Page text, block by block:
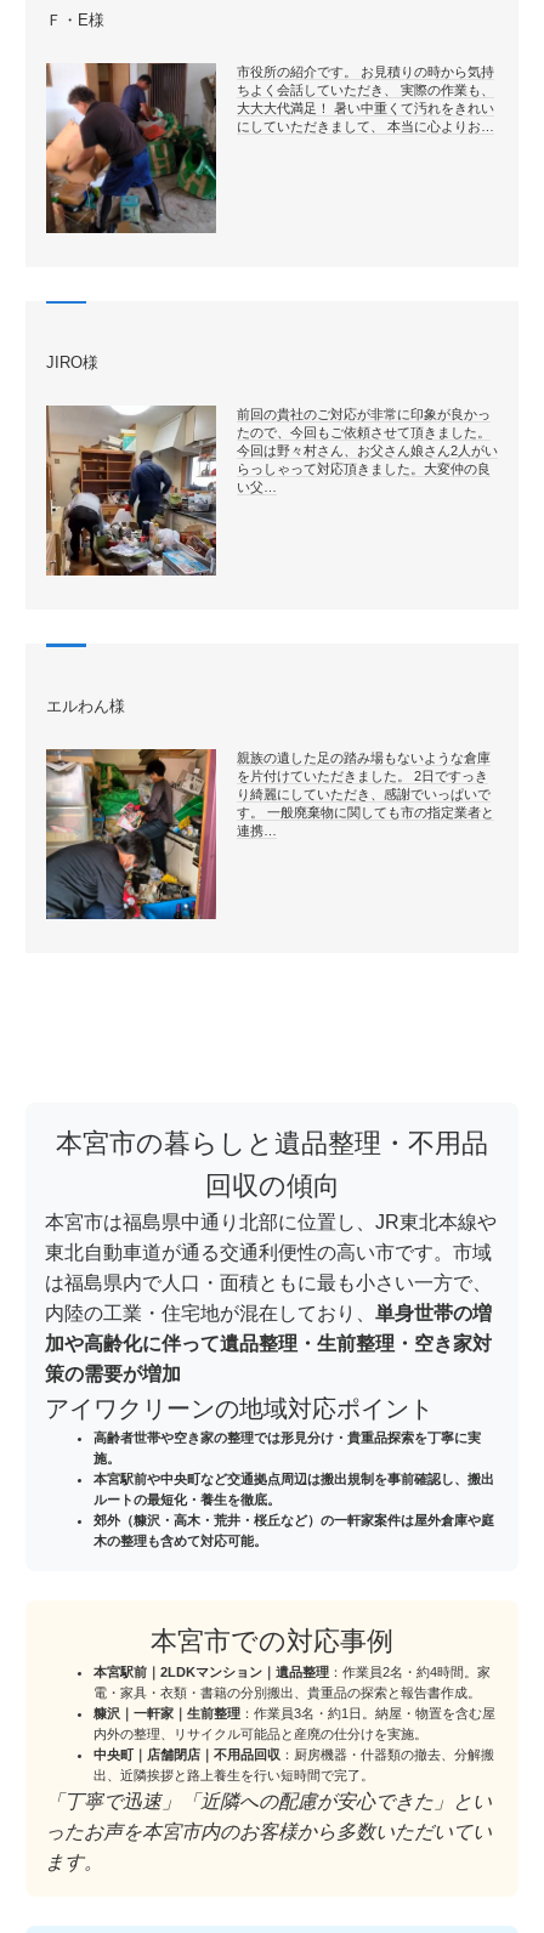
Ｆ・E様
市役所の紹介です。 お見積りの時から気持
ちよく会話していただき、 実際の作業も、
大大大代満足！ 暑い中重くて汚れをきれい
にしていただきまして、 本当に心よりお…
JIRO様
前回の貴社のご対応が非常に印象が良かっ
たので、今回もご依頼させて頂きました。
今回は野々村さん、お父さん娘さん2人がい
らっしゃって対応頂きました。大変仲の良
い父…
エルわん様
親族の遺した足の踏み場もないような倉庫
を片付けていただきました。 2日ですっき
り綺麗にしていただき、感謝でいっぱいで
す。 一般廃棄物に関しても市の指定業者と
連携…
本宮市の暮らしと遺品整理・不用品
回収の傾向
本宮市は福島県中通り北部に位置し、JR東北本線や
東北自動車道が通る交通利便性の高い市です。市域
は福島県内で人口・面積ともに最も小さい一方で、
内陸の工業・住宅地が混在しており、 単身世帯の増
加や高齢化に伴って遺品整理・生前整理・空き家対
策の需要が増加
アイワクリーンの地域対応ポイント
高齢者世帯や空き家の整理では形見分け・貴重品探索を丁寧に実
施。
本宮駅前や中央町など交通拠点周辺は搬出規制を事前確認し、 搬出
ルートの最短化・養生を徹底。
郊外（糠沢・高木・荒井・桜丘など）の一軒家案件は屋外倉庫や庭
木の整理も含めて対応可能。
本宮市での対応事例
本宮駅前｜2LDKマンション｜遺品整理 ：作業員2名・約4時間。家
電・家具・衣類・書籍の分別搬出、貴重品の探索と報告書作成。
糠沢｜一軒家｜生前整理 ：作業員3名・約1日。納屋・物置を含む屋
内外の整理、リサイクル可能品と産廃の仕分けを実施。
中央町｜店舗閉店｜不用品回収 ：厨房機器・什器類の撤去、分解搬
出、近隣挨拶と路上養生を行い短時間で完了。
「丁寧で迅速」「近隣への配慮が安心できた」とい
ったお声を本宮市内のお客様から多数いただいてい
ます。